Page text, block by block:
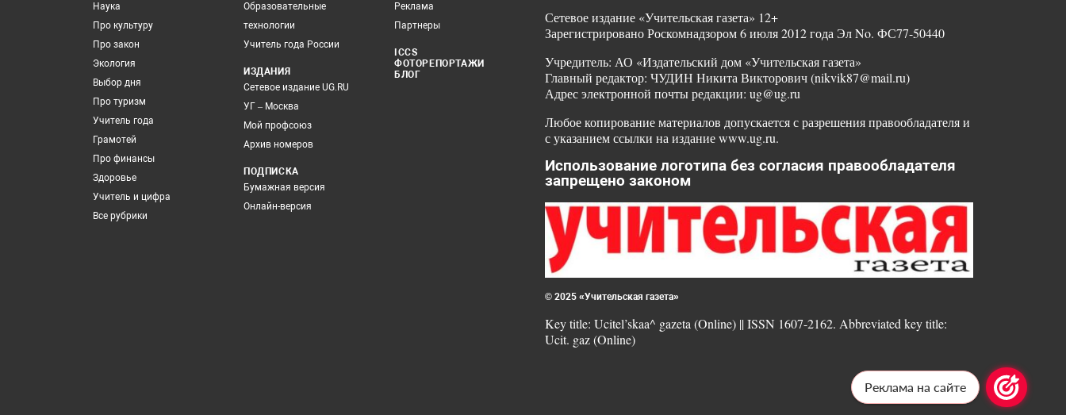
Наука
Про культуру
Про закон
Экология
Выбор дня
Про туризм
Учитель года
Грамотей
Про финансы
Здоровье
Учитель и цифра
Все рубрики
Образовательные
технологии
Учитель года России
ИЗДАНИЯ
Сетевое издание UG.RU
УГ – Москва
Мой профсоюз
Архив номеров
ПОДПИСКА
Бумажная версия
Онлайн-версия
Реклама
Партнеры
ICCS
ФОТОРЕПОРТАЖИ
БЛОГ
Сетевое издание «Учительская газета» 12+
Зарегистрировано Роскомнадзором 6 июля 2012 года Эл No. ФС77-50440
Учредитель: АО «Издательский дом «Учительская газета»
Главный редактор: ЧУДИН Никита Викторович (nikvik87@mail.ru)
Адрес электронной почты редакции: ug@ug.ru
Любое копирование материалов допускается с разрешения правообладателя и
с указанием ссылки на издание www.ug.ru.
Использование логотипа без согласия правообладателя
запрещено законом
© 2025 «Учительская газета»
Key title: Ucitel’skaa^ gazeta (Online) || ISSN 1607-2162. Abbreviated key title:
Ucit. gaz (Online)
Реклама на сайте